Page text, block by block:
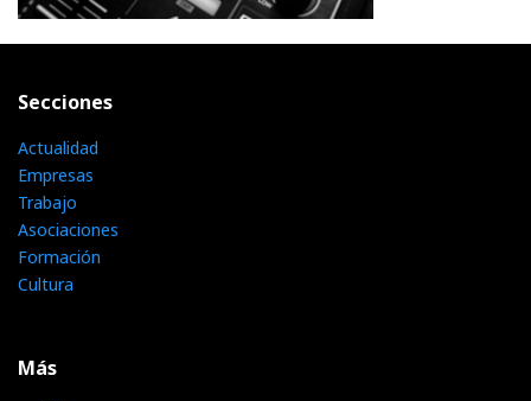
Secciones
Actualidad
Empresas
Trabajo
Asociaciones
Formación
Cultura
Más